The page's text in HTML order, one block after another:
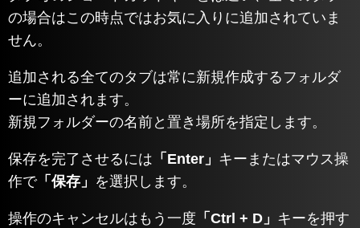
の場合はこの時点ではお気に入りに追加されていま
せん。
追加される全てのタブは常に新規作成するフォルダ
ーに追加されます。
新規フォルダーの名前と置き場所を指定します。
保存を完了させるには 「Enter」 キーまたはマウス操
作で「保存」 を選択します。
操作のキャンセルはもう一度 「Ctrl + D」 キーを押す